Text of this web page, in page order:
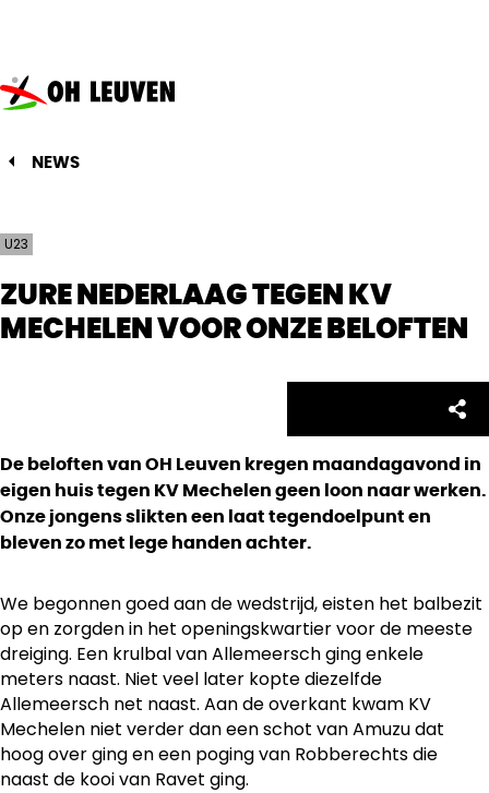
Oud-
Heverlee
Leuven
NEWS
U23
ZURE NEDERLAAG TEGEN KV
MECHELEN VOOR ONZE BELOFTEN
De beloften van OH Leuven kregen maandagavond in
eigen huis tegen KV Mechelen geen loon naar werken.
Onze jongens slikten een laat tegendoelpunt en
bleven zo met lege handen achter.
We begonnen goed aan de wedstrijd, eisten het balbezit
op en zorgden in het openingskwartier voor de meeste
dreiging. Een krulbal van Allemeersch ging enkele
meters naast. Niet veel later kopte diezelfde
Allemeersch net naast. Aan de overkant kwam KV
Mechelen niet verder dan een schot van Amuzu dat
hoog over ging en een poging van Robberechts die
naast de kooi van Ravet ging.